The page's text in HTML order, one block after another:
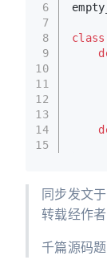
6
7
8
9
10
11
12
13
14
15
class
同步发文于
转载经作
千篇源码